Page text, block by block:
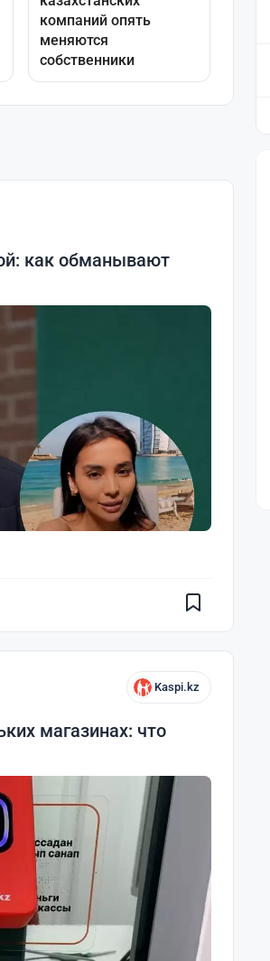
как обманывают
Kaspi.kz
магазинах: что